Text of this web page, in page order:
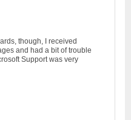
though, I received
and had a bit of trouble
Support was very